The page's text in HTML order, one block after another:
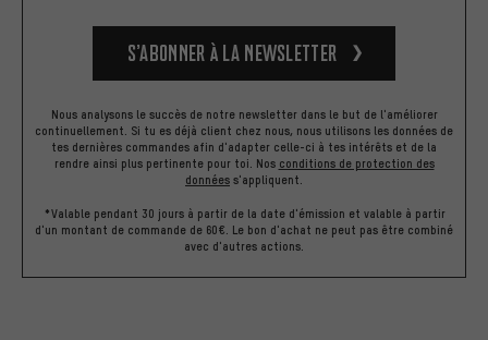
S’abonner à la newsletter
Nous analysons le succès de notre newsletter dans le but de l'améliorer
continuellement. Si tu es déjà client chez nous, nous utilisons les données de
tes dernières commandes afin d'adapter celle-ci à tes intérêts et de la
rendre ainsi plus pertinente pour toi. Nos conditions de protection des
données s'appliquent.
*Valable pendant 30 jours à partir de la date d'émission et valable à partir
d'un montant de commande de 60€. Le bon d'achat ne peut pas être combiné
avec d'autres actions.